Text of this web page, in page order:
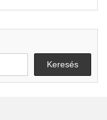
Keresés